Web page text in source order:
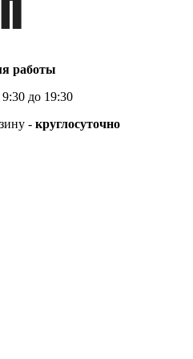
работы
до 19:30
- круглосуточно